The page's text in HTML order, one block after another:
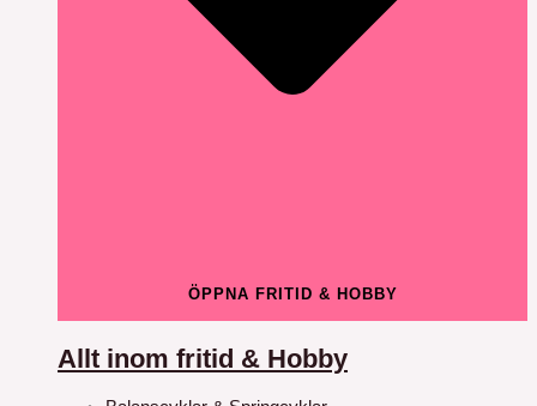
ÖPPNA FRITID & HOBBY
Allt inom fritid & Hobby